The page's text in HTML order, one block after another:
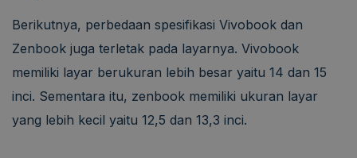
Berikutnya, perbedaan spesifikasi Vivobook dan
Zenbook juga terletak pada layarnya. Vivobook
memiliki layar berukuran lebih besar yaitu 14 dan 15
inci. Sementara itu, zenbook memiliki ukuran layar
yang lebih kecil yaitu 12,5 dan 13,3 inci.